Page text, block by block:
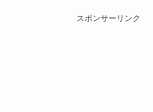
スポンサーリンク